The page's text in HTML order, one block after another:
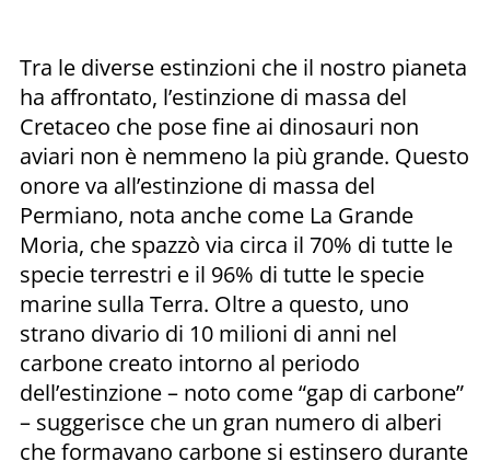
Tra le diverse estinzioni che il nostro pianeta
ha affrontato, l’estinzione di massa del
Cretaceo che pose fine ai dinosauri non
aviari non è nemmeno la più grande. Questo
onore va all’estinzione di massa del
Permiano, nota anche come La Grande
Moria, che spazzò via circa il 70% di tutte le
specie terrestri e il 96% di tutte le specie
marine sulla Terra. Oltre a questo, uno
strano divario di 10 milioni di anni nel
carbone creato intorno al periodo
dell’estinzione – noto come “gap di carbone”
– suggerisce che un gran numero di alberi
che formavano carbone si estinsero durante